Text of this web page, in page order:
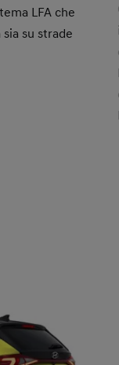
LFA che
su strade